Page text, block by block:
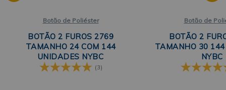
Botão de Poliéster
BOTÃO 2 FUROS 2769
TAMANHO 24 COM 144
UNIDADES NYBC
(3)
Botão de
BOTÃO 2
TAMANHO 30
NYBC